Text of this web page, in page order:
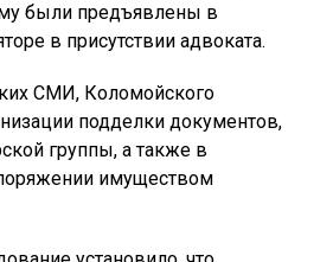
были предъявлены в
в присутствии адвоката.
СМИ, Коломойского
подделки документов,
группы, а также в
имуществом